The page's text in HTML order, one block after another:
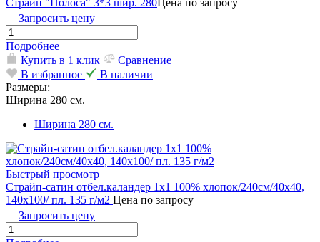
Запросить цену
Подробнее
Купить в 1 клик
Сравнение
В избранное
В наличии
Размеры:
Ширина 280 см.
Ширина 280 см.
Быстрый просмотр
Страйп-сатин отбел.каландер 1х1 100% хлопок/240см/40х40,
140х100/ пл. 135 г/м2 Цена по запросу
Запросить цену